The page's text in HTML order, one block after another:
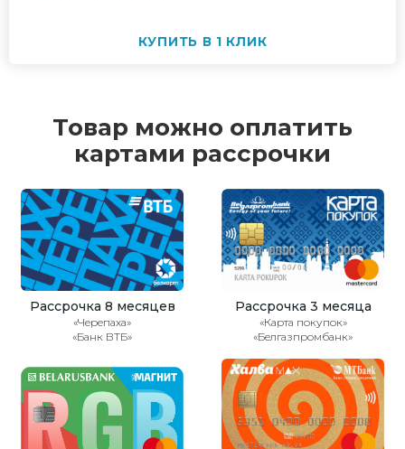
КУПИТЬ В 1 КЛИК
Товар можно оплатить
картами рассрочки
Рассрочка 8 месяцев
«Черепаха»
«Банк ВТБ»
Рассрочка 3 месяца
«Карта покупок»
«Белгазпромбанк»